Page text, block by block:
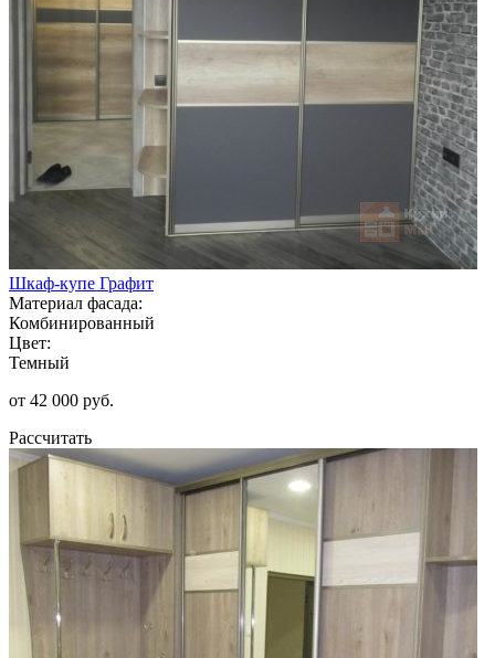
Шкаф-купе Графит
Материал фасада:
Комбинированный
Цвет:
Темный
от 42 000 руб.
Рассчитать